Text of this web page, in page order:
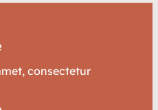
consectetur